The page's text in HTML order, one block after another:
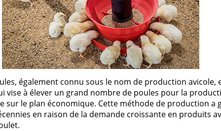
Ventilateur cheminée
Ventilation céréale
Ouverture fenêtre
Cooling inox
Panneaux cooling
Produits
Trempage salle
Sanitaire
Equarrissage
Aliment
Electrodistributeurs et électrovannes
Vérins et accessoires
Raccords et accessoires
également connu sous le nom de production avicole,
vise à élever un grand nombre de poules pour la
sur le plan économique. Cette méthode de production a
en raison de la demande croissante en produits